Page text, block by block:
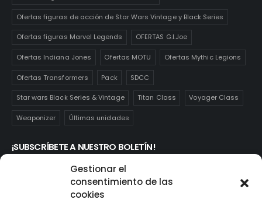
Gestionar el
consentimiento de las
cookies
Ofertas figuras de acción de Star Wars Vintage y Black Series
Ofertas figuras Marvel Legends OFERTAS G.I.Joe
Ofertas Indiana Jones Ofertas MOTU Ofertas Mythic Legions
Ofertas Transformers Pack SDCC
Star wars Black Series & Vintage Titan Class Voyager Class
Weaponizer Últimas unidades
¡SUBSCRÍBETE A NUESTRO BOLETÍN!
Te mantendrás informado de las novedades y ofertas que
realmente te interesan. Subscríbete aquí: